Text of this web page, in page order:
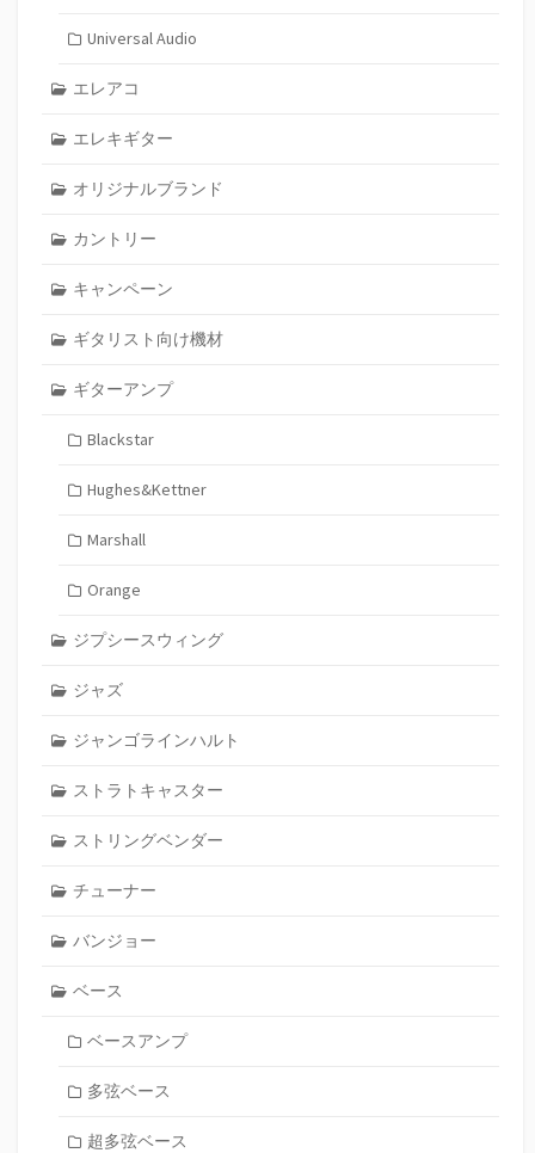
Universal Audio
エレアコ
エレキギター
オリジナルブランド
カントリー
キャンペーン
ギタリスト向け機材
ギターアンプ
Blackstar
Hughes&Kettner
Marshall
Orange
ジプシースウィング
ジャズ
ジャンゴラインハルト
ストラトキャスター
ストリングベンダー
チューナー
バンジョー
ベース
ベースアンプ
多弦ベース
超多弦ベース